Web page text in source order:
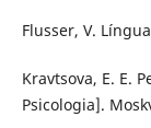
Flusser, V.
Kravtsova, E. E.
Psicologia].